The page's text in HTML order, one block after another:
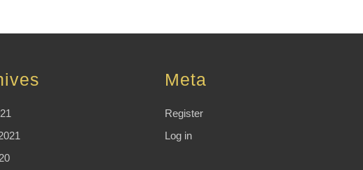
Meta
Register
Log in